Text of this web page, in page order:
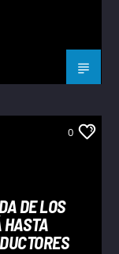
0
DE LOS
HASTA